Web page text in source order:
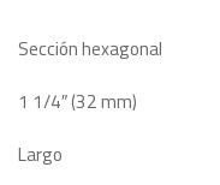
Sección hexagonal
1 1/4″ (32 mm)
Largo